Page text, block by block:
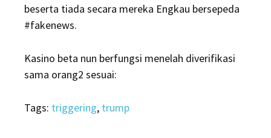
beserta tiada secara mereka Engkau bersepeda
#fakenews.
Kasino beta nun berfungsi menelah diverifikasi
sama orang2 sesuai:
Tags: triggering, trump